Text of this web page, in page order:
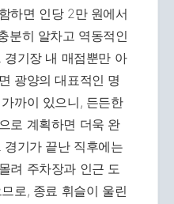
하면 인당 2만 원에서
분히 알차고 역동적인
기장 내 매점뿐만 아
광양의 대표적인 명
까이 있으니, 든든한
로 계획하면 더욱 완
기가 끝난 직후에는
려 주차장과 인근 도
로, 종료 휘슬이 울린